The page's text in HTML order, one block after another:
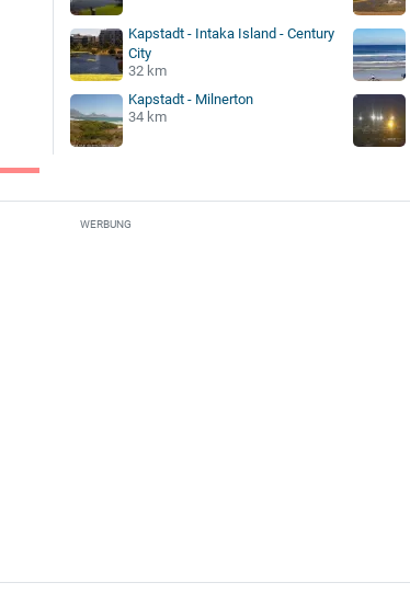
Kapstadt - Intaka Island - Century
City
32 km
Kapstadt - Milnerton
34 km
WERBUNG